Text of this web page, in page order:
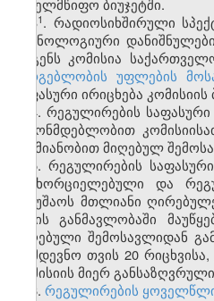
სახელმწიფო ბიუჯეტში.
3​1. რადიოსიხშირული
ტექნოლოგიური
ადგენს კომისია
სარგებლობის უფლების
საფასური ირიცხება კომისიის
4. რეგულირების
კანონმდებლობით
საქმიანობით მიღებულ
5. რეგულირების
განხორციელებული და
სამუშაოს მთლიანი
წლის განმავლობაში
მიღებული შემოსავლიდან
მომდევნო თვის 20
კომისიის მიერ
6. რეგულირების